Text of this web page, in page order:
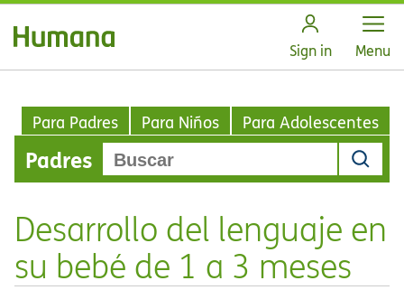
Sign in Open
Menu
Para Padres Para Niños Para Adolescentes
Padres
Desarrollo del lenguaje en
su bebé de 1 a 3 meses